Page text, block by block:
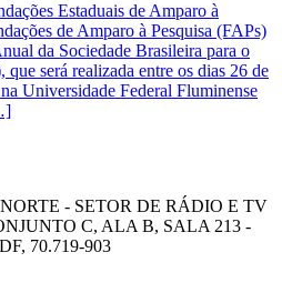
Estaduais de Amparo à
de Amparo à Pesquisa (FAPs)
da Sociedade Brasileira para o
será realizada entre os dias 26 de
Universidade Federal Fluminense
- SETOR DE RÁDIO E TV
C, ALA B, SALA 213 -
70.719-903